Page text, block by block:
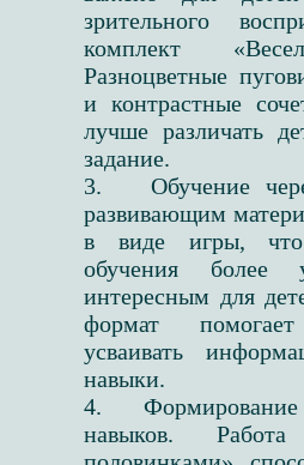
зрительного
комплект
Разноцветные
и контрастные
лучше различать
задание.
3. Обучение
развивающим
в виде игры, что
обучения более
интересным для
формат
усваивать
навыки.
4. Формирование
навыков.